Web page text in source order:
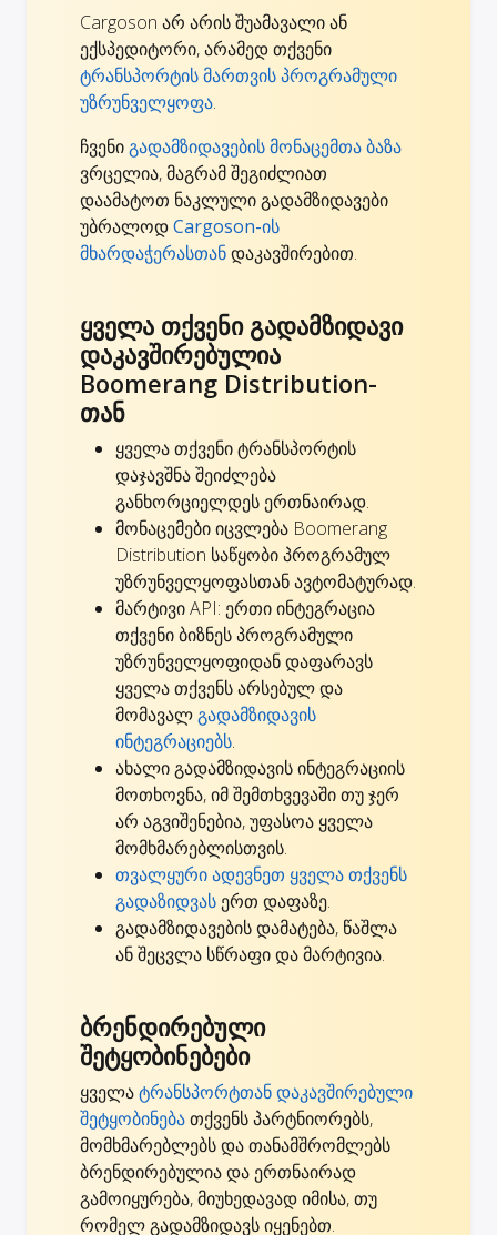
Cargoson არ არის შუამავალი ან
ექსპედიტორი, არამედ თქვენი
ტრანსპორტის მართვის პროგრამული
უზრუნველყოფა.
ჩვენიგადამზიდავების მონაცემთა ბაზა
ვრცელია, მაგრამ შეგიძლიათ
დაამატოთ ნაკლული გადამზიდავები
უბრალოდCargoson-ის
მხარდაჭერასთანდაკავშირებით.
ყველა თქვენი გადამზიდავი
დაკავშირებულია
Boomerang Distribution-
თან
ყველა თქვენი ტრანსპორტის
დაჯავშნა შეიძლება
განხორციელდეს ერთნაირად.
მონაცემები იცვლება Boomerang
Distribution საწყობი პროგრამულ
უზრუნველყოფასთან ავტომატურად.
მარტივი API: ერთი ინტეგრაცია
თქვენი ბიზნეს პროგრამული
უზრუნველყოფიდან დაფარავს
ყველა თქვენს არსებულ და
მომავალგადამზიდავის
ინტეგრაციებს.
ახალი გადამზიდავის ინტეგრაციის
მოთხოვნა, იმ შემთხვევაში თუ ჯერ
არ აგვიშენებია,უფასოა ყველა
მომხმარებლისთვის.
თვალყური ადევნეთ ყველა თქვენს
გადაზიდვას ერთ დაფაზე.
გადამზიდავების დამატება, წაშლა
ან შეცვლა სწრაფი და მარტივია.
ბრენდირებული
შეტყობინებები
ყველატრანსპორტთან დაკავშირებული
შეტყობინებათქვენს პარტნიორებს,
მომხმარებლებს და თანამშრომლებს
ბრენდირებულია და ერთნაირად
გამოიყურება, მიუხედავად იმისა, თუ
რომელ გადამზიდავს იყენებთ.